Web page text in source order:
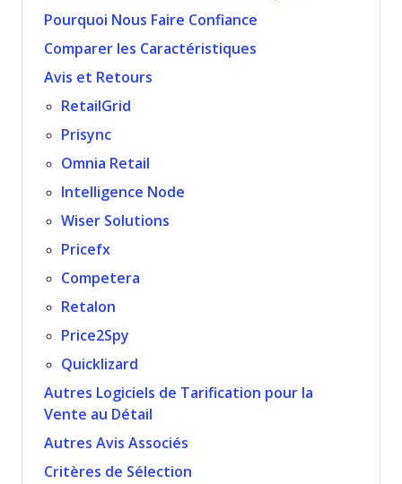
Pourquoi Nous Faire Confiance
Comparer les Caractéristiques
Avis et Retours
RetailGrid
Prisync
Omnia Retail
Intelligence Node
Wiser Solutions
Pricefx
Competera
Retalon
Price2Spy
Quicklizard
Autres Logiciels de Tarification pour la
Vente au Détail
Autres Avis Associés
Critères de Sélection